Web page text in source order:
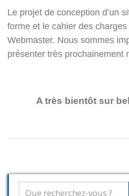
Le projet de conception d’un
forme et le cahier des
Webmaster. Nous sommes
présenter très
A très bientôt sur